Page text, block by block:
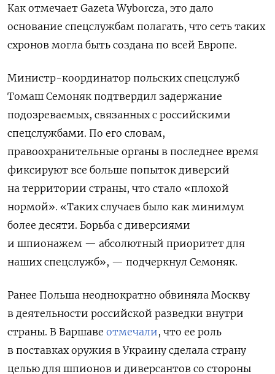
Как отмечает Gazeta Wyborcza, это дало
основание спецслужбам полагать, что сеть таких
схронов могла быть создана по всей Европе.
Министр-координатор польских спецслужб
Томаш Семоняк подтвердил задержание
подозреваемых, связанных с российскими
спецслужбами. По его словам,
правоохранительные органы в последнее время
фиксируют все больше попыток диверсий
на территории страны, что стало «плохой
нормой». «Таких случаев было как минимум
более десяти. Борьба с диверсиями
и шпионажем — абсолютный приоритет для
наших спецслужб», — подчеркнул Семоняк.
Ранее Польша неоднократно обвиняла Москву
в деятельности российской разведки внутри
страны. В Варшаве отмечали, что ее роль
в поставках оружия в Украину сделала страну
целью для шпионов и диверсантов со стороны